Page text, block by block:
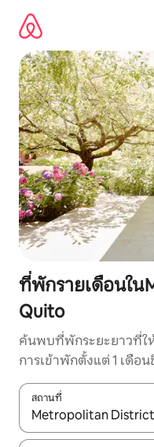
เนื้อหา
ที่พักรายเดือนใน
Quito
ค้นพบที่พักระยะยาวที่ใ
การเข้าพักตั้งแต่ 1 เดือน
สถานที่
ใช้ลูกศรขึ้นลง หรือใช้กา